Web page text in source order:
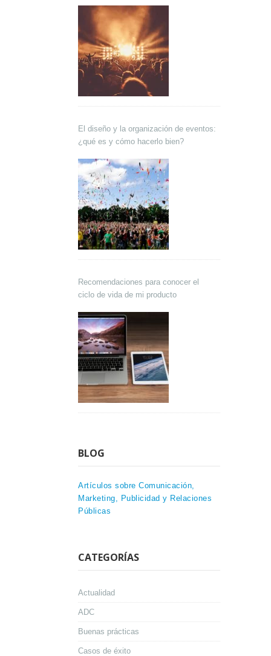
El diseño y la organización de eventos:
¿qué es y cómo hacerlo bien?
Recomendaciones para conocer el
ciclo de vida de mi producto
BLOG
Artículos sobre Comunicación,
Marketing, Publicidad y Relaciones
Públicas
CATEGORÍAS
Actualidad
ADC
Buenas prácticas
Casos de éxito